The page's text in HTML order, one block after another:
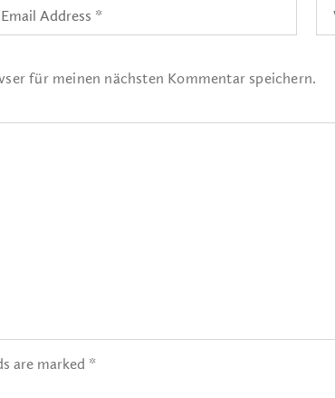
für meinen nächsten Kommentar speichern.
are marked *